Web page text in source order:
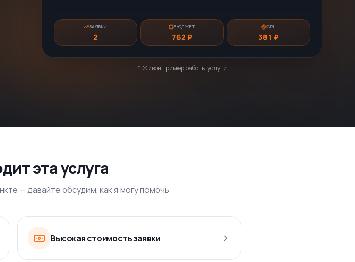
ЗАЯВКИ
3
БЮДЖЕТ
1 066 ₽
CPL
355 ₽
↑ Живой пример работы услуги
эта услуга
— давайте обсудим, как я могу помочь
Высокая стоимость заявки